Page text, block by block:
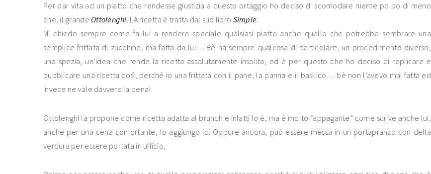
Per dar vita ad un piatto che rendesse giustizia a questo ortaggio ho deciso di scomodare niente po po di meno
che, il grande Ottolenghi. LA ricetta è tratta dal suo libro Simple.
Mi chiedo sempre come fa lui a rendere speciale qualsiasi piatto anche quello che potrebbe sembrare una
semplice frittata di zucchine, ma fatta da lui… Bè ha sempre qualcosa di particolare, un procedimento diverso,
una spezia, un’idea che rende la ricetta assolutamente insolita, ed è per questo che ho deciso di replicare e
pubblicare una ricetta così, perché io una frittata con il pane, la panna e il basilico… bè non l’avevo mai fatta ed
invece ne vale davvero la pena!
Ottolenghi la propone come ricetta adatta al brunch e infatti lo è, ma è molto “appagante” come scrive anche lui,
anche per una cena confortante, lo aggiungo io. Oppure ancora, può essere messa in un portapranzo con della
verdura per essere portata in ufficio,